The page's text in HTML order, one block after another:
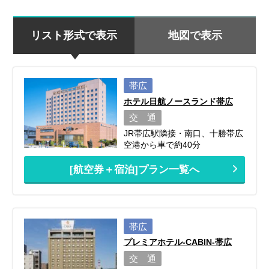
リスト形式で表示 地図で表示
帯広
ホテル日航ノースランド帯広
交 通
JR帯広駅隣接・南口、十勝帯広
空港から車で約40分
[航空券＋宿泊]プラン一覧へ
帯広
プレミアホテル-CABIN-帯広
交 通